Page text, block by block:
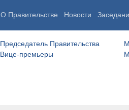
О Правительстве Новости
Председатель Правительства
Вице-премьеры